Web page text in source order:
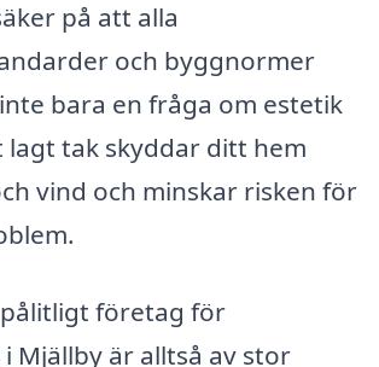
på att alla
och byggnormer
bara en fråga om estetik
lagt tak skyddar ditt hem
vind och minskar risken för
företag för
Mjällby är alltså av stor